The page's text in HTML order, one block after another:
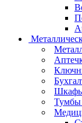
Шкафы
Тумбы